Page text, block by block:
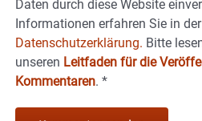
Daten durch diese Website
Informationen erfahren Sie in der
Datenschutzerklärung. Bitte
unseren Leitfaden für die
Kommentaren. *